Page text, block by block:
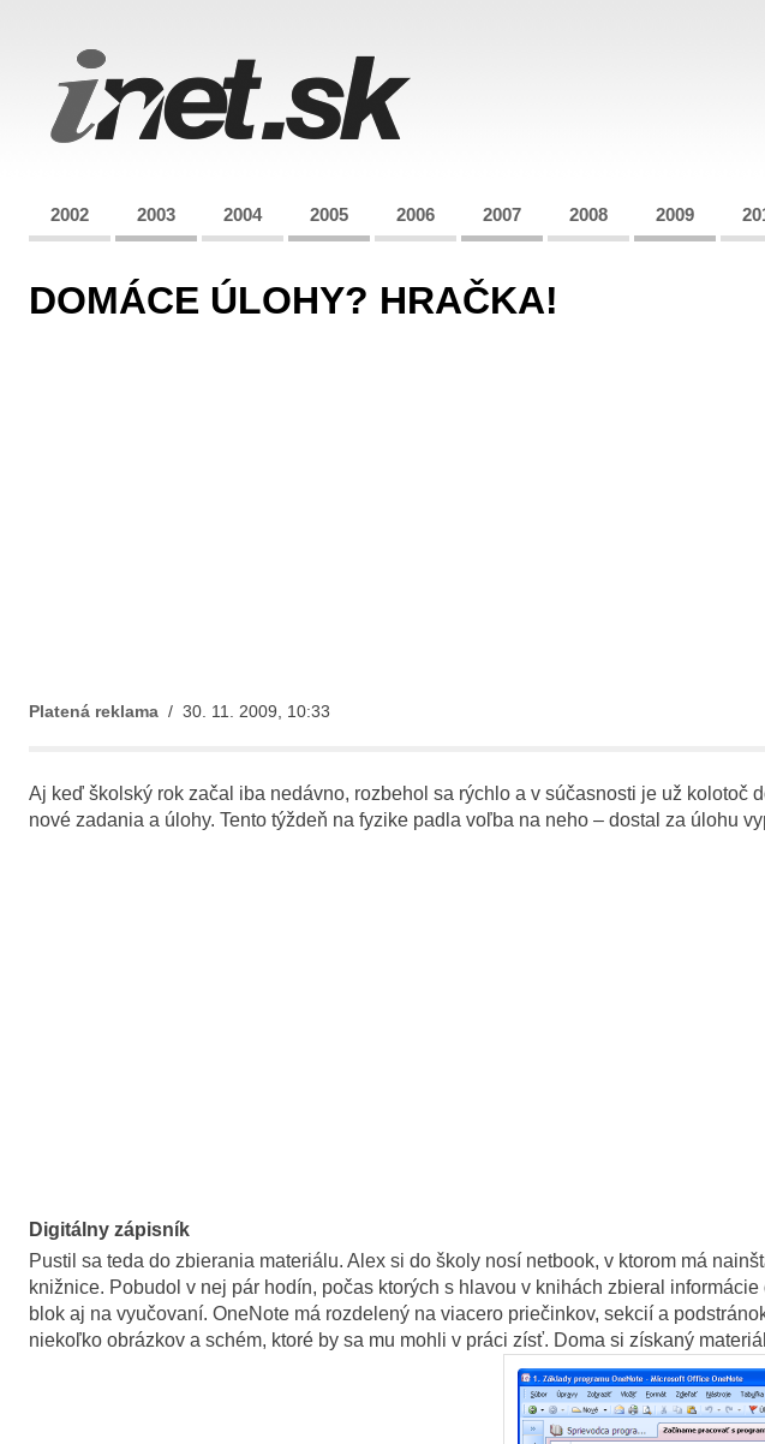
2002 2003 2004 2005 2006 2007 2008 2009
DOMÁCE ÚLOHY? HRAČKA!
Platená reklama / 30. 11. 2009, 10:33
Aj keď školský rok začal iba nedávno, rozbehol sa rýchlo a v súčasnosti je už
nové zadania a úlohy. Tento týždeň na fyzike padla voľba na neho – dostal za úlohu
Digitálny zápisník
Pustil sa teda do zbierania materiálu. Alex si do školy nosí netbook, v ktorom má
knižnice. Pobudol v nej pár hodín, počas ktorých s hlavou v knihách zbieral
blok aj na vyučovaní. OneNote má rozdelený na viacero priečinkov, sekcií a
niekoľko obrázkov a schém, ktoré by sa mu mohli v práci zísť. Doma si získaný